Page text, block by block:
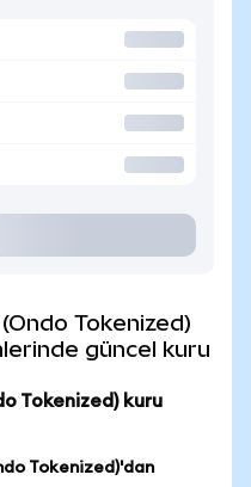
Tokenized)
güncel kuru
Tokenized) kuru
Tokenized)'dan